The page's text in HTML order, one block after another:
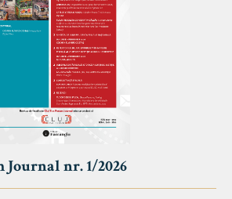
nr. 1/2026